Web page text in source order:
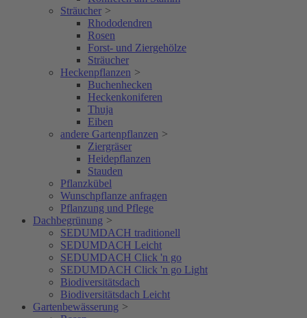
Sträucher >
Rhododendren
Rosen
Forst- und Ziergehölze
Sträucher
Heckenpflanzen >
Buchenhecken
Heckenkoniferen
Thuja
Eiben
andere Gartenpflanzen >
Ziergräser
Heidepflanzen
Stauden
Pflanzkübel
Wunschpflanze anfragen
Pflanzung und Pflege
Dachbegrünung >
SEDUMDACH traditionell
SEDUMDACH Leicht
SEDUMDACH Click 'n go
SEDUMDACH Click 'n go Light
Biodiversitätsdach
Biodiversitätsdach Leicht
Gartenbewässerung >